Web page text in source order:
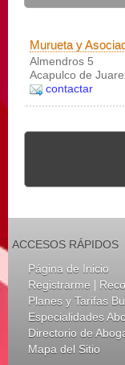
Murueta y
Almendros 5
Acapulco de
contactar
ACCESOS RÁPIDOS
Página de Inicio
Registrarme |
Planes y Tarifas
Especialidades
Directorio de
Mapa del Sitio